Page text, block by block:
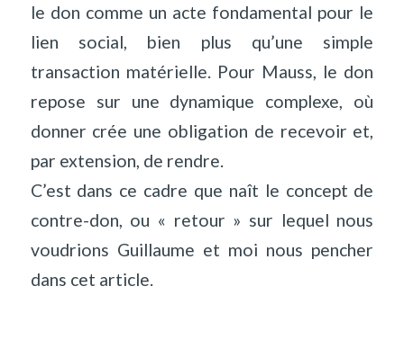
le don comme un acte fondamental pour le
lien social, bien plus qu’une simple
transaction matérielle. Pour Mauss, le don
repose sur une dynamique complexe, où
donner crée une obligation de recevoir et,
par extension, de rendre.
C’est dans ce cadre que naît le concept de
contre-don, ou « retour » sur lequel nous
voudrions Guillaume et moi nous pencher
dans cet article.